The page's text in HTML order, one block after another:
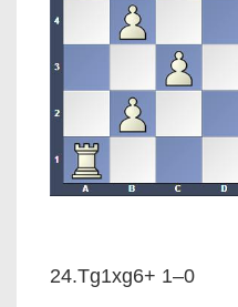
24.Tg1xg6+ 1–0